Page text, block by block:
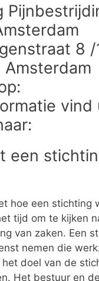
8 /
Amsterdam
vind
een
hoe een stichting
tijd om te kijken
van zaken. Een
nemen die
doel van de
Het bestuur en